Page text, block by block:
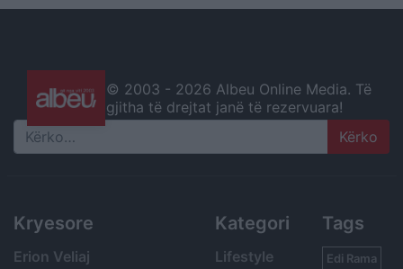
© 2003 - 2026 Albeu Online Media. Të
gjitha të drejtat janë të rezervuara!
Search
Kryesore
Erion Veliaj
Kategori
Lifestyle
Tags
Edi Rama